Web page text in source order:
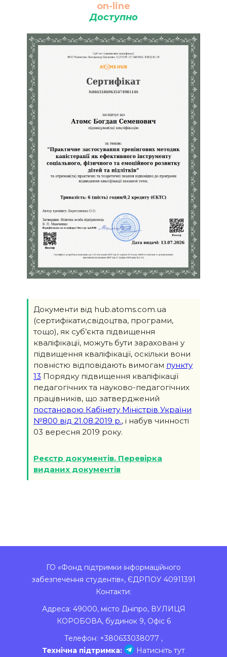
on-line
Доступно
Документи від hub.atoms.com.ua
(сертифікати,свідоцтва, програми,
тощо), як суб’єкта підвищення
кваліфікації, можуть бути зараховані у
підвищення кваліфікації, оскільки вони
повністю відповідають вимогам пункту
13 Порядку підвищення кваліфікації
педагогічних та науково-педагогічних
працівників, що затверджений
постановою Кабінету Міністрів України
№800 від 21.08.2019 р., і набув чинності
03 вересня 2019 року.
Реєстр документів. Перевірка
виданих документів
ГО «Фонд підтримки інформаційного
забезпечення студентів», ЄДРПОУ 40911391
Контакти:
Адреса: 49000, місто Дніпро, ВУЛИЦЯ
КОРОБОВА, будинок 9, Офіс 6
Телефон: +380633038077 ,
Технічна підтримка:
Натисніть тут